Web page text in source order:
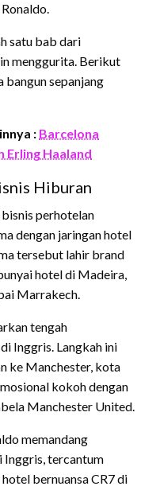
satu bab dari
menggurita. Berikut
bangun sepanjang
: Barcelona
Erling Haaland
Hiburan
perhotelan
dengan jaringan hotel
tersebut lahir brand
hotel di Madeira,
Marrakech.
tengah
Inggris. Langkah ini
ke Manchester, kota
kokoh dengan
Manchester United.
memandang
Inggris, tercantum
bernuansa CR7 di